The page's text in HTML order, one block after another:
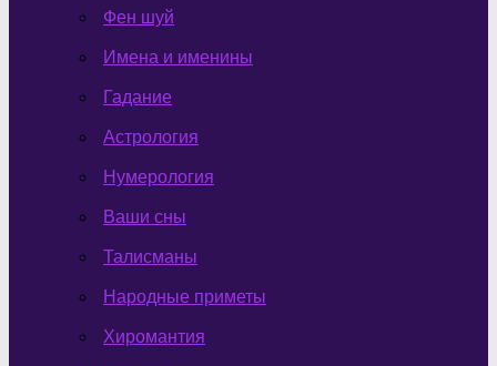
Фен шуй
Имена и именины
Гадание
Астрология
Нумерология
Ваши сны
Талисманы
Народные приметы
Хиромантия